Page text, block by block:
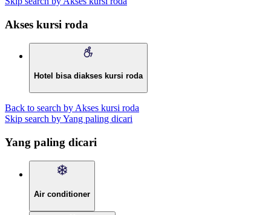
Akses kursi roda
Hotel bisa diakses kursi roda
Back to search by Akses kursi roda
Skip search by Yang paling dicari
Yang paling dicari
Air conditioner